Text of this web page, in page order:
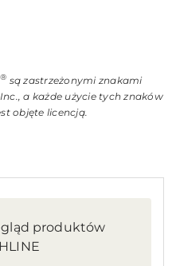
® są zastrzeżonymi znakami
a każde użycie tych znaków
objęte licencją.
produktów